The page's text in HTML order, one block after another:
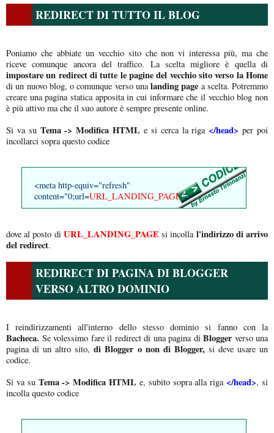
REDIRECT DI TUTTO IL BLOG
Poniamo che abbiate un vecchio sito che non vi interessa più, ma che
riceve comunque ancora del traffico. La scelta migliore è quella di
impostare un redirect di tutte le pagine del vecchio sito verso la Home
di un nuovo blog, o comunque verso unalanding page a scelta. Potremmo
creare una pagina statica apposita in cui informare che il vecchio blog non
è più attivo ma che il suo autore è sempre presente online.
Si va su Tema -> Modifica HTML e si cerca la riga </head> per poi
incollarci sopra questo codice
<meta http-equiv="refresh"
content="0;url=URL_LANDING_PAGE"/>
dove al posto di URL_LANDING_PAGEsi incolla l'indirizzo di arrivo
del redirect.
REDIRECT DI PAGINA DI BLOGGER
VERSO ALTRO DOMINIO
I reindirizzamenti all'interno dello stesso dominio si fanno con la
Bacheca. Se volessimo fare il redirect di una pagina di Blogger verso una
pagina di un altro sito,di Blogger o non di Blogger,si deve usare un
codice.
Si va su Tema -> Modifica HTML e, subito sopra alla riga </head>, si
incolla questo codice